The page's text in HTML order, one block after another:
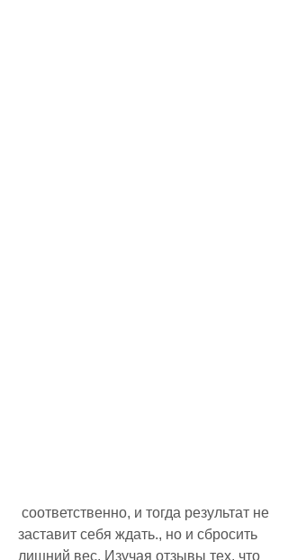
заставит себя ждать., но и сбросить
лишний вес. Изучая отзывы тех, что